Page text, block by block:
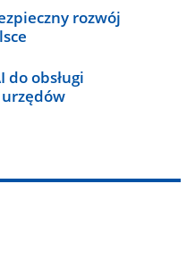
rozwój
do obsługi